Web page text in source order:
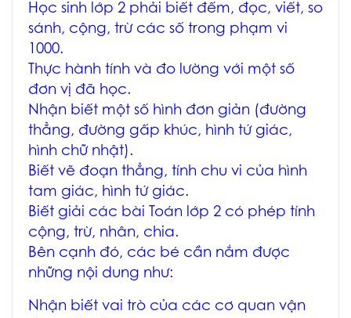
Học sinh lớp 2 phải biết đếm, đọc, viết, so
sánh, cộng, trừ các số trong phạm vi
1000.
Thực hành tính và đo lường với một số
đơn vị đã học.
Nhận biết một số hình đơn giản (đường
thẳng, đường gấp khúc, hình tứ giác,
hình chữ nhật).
Biết vẽ đoạn thẳng, tính chu vi của hình
tam giác, hình tứ giác.
Biết giải các bài Toán lớp 2 có phép tính
cộng, trừ, nhân, chia.
Bên cạnh đó, các bé cần nắm được
những nội dung như:
Nhận biết vai trò của các cơ quan vận